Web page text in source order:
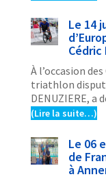
Le 14
Cédric
À l’occasion
triathlon
DENUZIERE, a
(Lire la suite…)
Le 06
de
à